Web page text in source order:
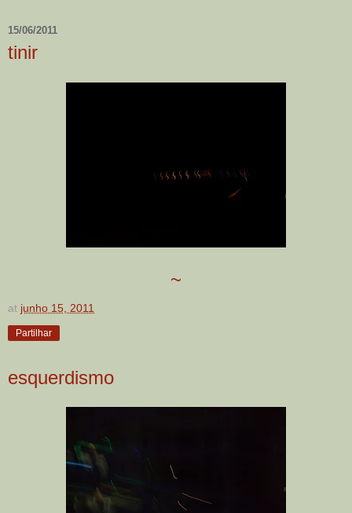
15/06/2011
tinir
~
at junho 15, 2011
Partilhar
esquerdismo